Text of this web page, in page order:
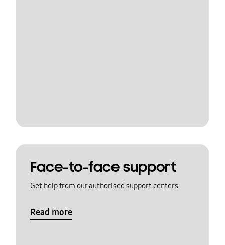
Face-to-face support
Get help from our authorised support centers
Read more